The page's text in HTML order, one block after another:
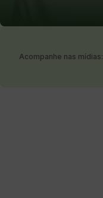
Acompanhe nas mídias: